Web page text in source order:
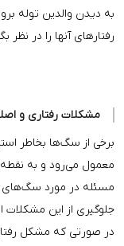
به دیدن والدین توله
رفتارهای آنها را در
مشکلات رفتاری و
برخی از سگ‌ها بخاطر
معمول می‌رود و به
مسئله در مورد سگ‌های
جلوگیری از این مشکلات
در صورتی که مشکل